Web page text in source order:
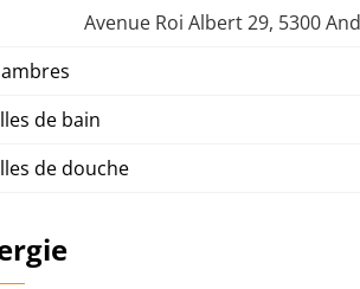
Avenue Roi Albert 29, 5300
de bain
de douche